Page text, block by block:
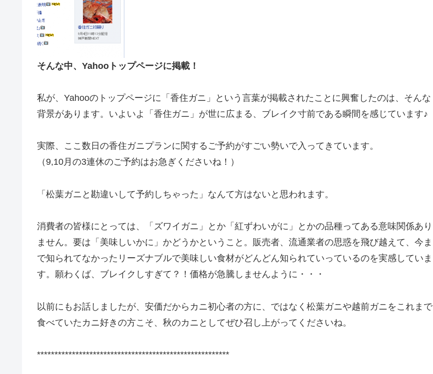
そんな中、Yahooトップページに掲載！
私が、Yahooのトップページに「香住ガニ」という言葉が掲載されたことに興奮したのは、そんな
背景があります。いよいよ「香住ガニ」が世に広まる、ブレイク寸前である瞬間を感じています♪
実際、ここ数日の香住ガニプランに関するご予約がすごい勢いで入ってきています。
（9,10月の3連休のご予約はお急ぎくださいね！）
「松葉ガニと勘違いして予約しちゃった」なんて方はないと思われます。
消費者の皆様にとっては、「ズワイガニ」とか「紅ずわいがに」とかの品種ってある意味関係あり
ません。要は「美味しいかに」かどうかということ。販売者、流通業者の思惑を飛び越えて、今ま
で知られてなかったリーズナブルで美味しい食材がどんどん知られていっているのを実感していま
す。願わくば、ブレイクしすぎて？！価格が急騰しませんように・・・
以前にもお話しましたが、安価だからカニ初心者の方に、ではなく松葉ガニや越前ガニをこれまで
食べていたカニ好きの方こそ、秋のカニとしてぜひ召し上がってくださいね。
*******************************************************